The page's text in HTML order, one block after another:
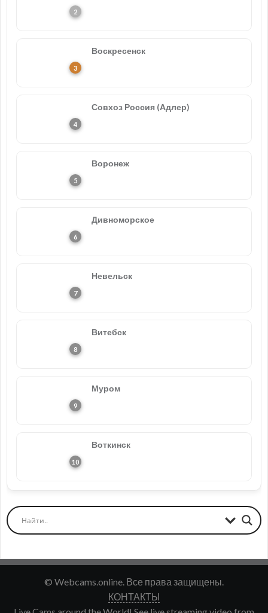
Воскресенск
Совхоз Россия (Адлер)
Воронеж
Дивноморское
Невельск
Витебск
Муром
Воткинск
© Webcams.online. Все права защищены.
КОНТАКТЫ